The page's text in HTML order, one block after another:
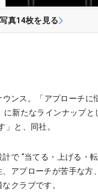
真14枚を見る
ンス。「アプローチに
新たなラインナップと
と、同社。
で “当てる・上げる・
アプローチが苦手な方
クラブです。